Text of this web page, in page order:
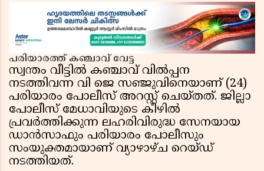
പരിയാരത്ത് കഞ്ചാവ് വേട്ട
സ്വന്തം വീട്ടിൽ കഞ്ചാവ് വിൽപ്പന
നടത്തിവന്ന വി ജെ സഞ്ജുവിനെയാണ് (24)
പരിയാരം പോലീസ് അറസ്റ്റ് ചെയ്തത്. ജില്ലാ
പോലീസ് മേധാവിയുടെ കീഴിൽ
പ്രവർത്തിക്കുന്ന ലഹരിവിരുദ്ധ സേനയായ
ഡാൻസാഫും പരിയാരം പോലീസും
സംയുക്തമായാണ് വ്യാഴാഴ്ച റെയ്ഡ്
നടത്തിയത്.